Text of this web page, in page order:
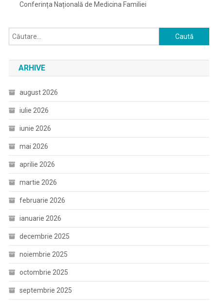
Conferința Națională de Medicina Familiei
Caută
după:
ARHIVE
august 2026
iulie 2026
iunie 2026
mai 2026
aprilie 2026
martie 2026
februarie 2026
ianuarie 2026
decembrie 2025
noiembrie 2025
octombrie 2025
septembrie 2025